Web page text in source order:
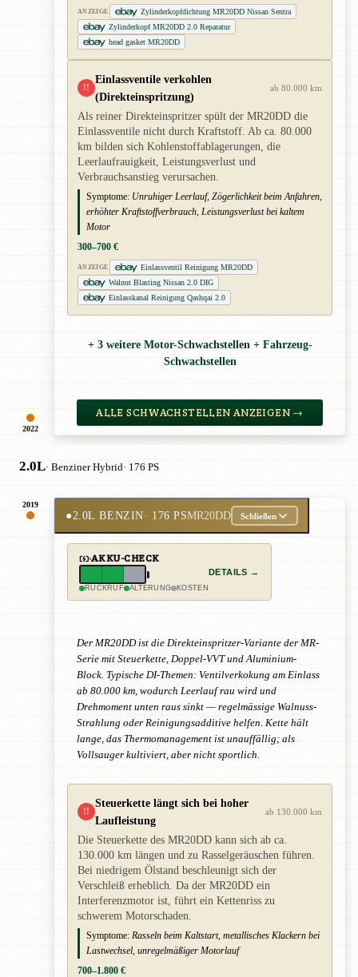
2022
ANZEIGE
Zylinderkopfdichtung MR20DD Nissan Sentra
Zylinderkopf MR20DD 2.0 Reparatur
head gasket MR20DD
!!
Einlassventile verkohlen
(Direkteinspritzung)
ab 80.000 km
Als reiner Direkteinspritzer spült der MR20DD die
Einlassventile nicht durch Kraftstoff. Ab ca. 80.000
km bilden sich Kohlenstoffablagerungen, die
Leerlaufrauigkeit, Leistungsverlust und
Verbrauchsanstieg verursachen.
Symptome: Unruhiger Leerlauf, Zögerlichkeit beim Anfahren,
erhöhter Kraftstoffverbrauch, Leistungsverlust bei kaltem
Motor
300–700 €
ANZEIGE
Einlassventil Reinigung MR20DD
Walnut Blasting Nissan 2.0 DIG
Einlasskanal Reinigung Qashqai 2.0
+ 3 weitere Motor-Schwachstellen + Fahrzeug-
Schwachstellen
ALLE SCHWACHSTELLEN ANZEIGEN →
2.0L· Benziner Hybrid· 176 PS
2019
●2.0L BENZIN· 176 PSMR20DD Schließen
AKKU-CHECK
RÜCKRUF ALTERUNG KOSTEN
DETAILS →
Der MR20DD ist die Direkteinspritzer-Variante der MR-
Serie mit Steuerkette, Doppel-VVT und Aluminium-
Block. Typische DI-Themen: Ventilverkokung am Einlass
ab 80.000 km, wodurch Leerlauf rau wird und
Drehmoment unten raus sinkt — regelmässige Walnuss-
Strahlung oder Reinigungsadditive helfen. Kette hält
lange, das Thermomanagement ist unauffällig; als
Vollsauger kultiviert, aber nicht sportlich.
!!
Steuerkette längt sich bei hoher
Laufleistung
ab 130.000 km
Die Steuerkette des MR20DD kann sich ab ca.
130.000 km längen und zu Rasselgeräuschen führen.
Bei niedrigem Ölstand beschleunigt sich der
Verschleiß erheblich. Da der MR20DD ein
Interferenzmotor ist, führt ein Kettenriss zu
schwerem Motorschaden.
Symptome: Rasseln beim Kaltstart, metallisches Klackern bei
Lastwechsel, unregelmäßiger Motorlauf
700–1.800 €